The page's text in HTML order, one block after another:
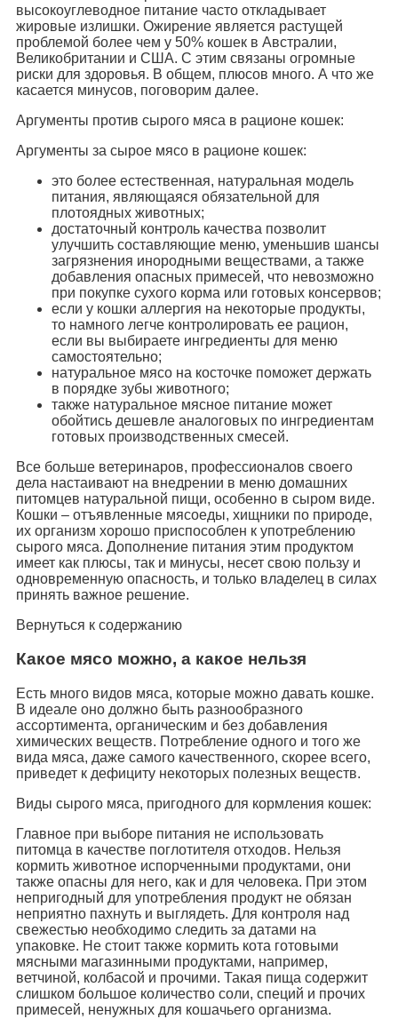
высокоуглеводное питание часто откладывает
жировые излишки. Ожирение является растущей
проблемой более чем у 50% кошек в Австралии,
Великобритании и США. С этим связаны огромные
риски для здоровья. В общем, плюсов много. А что же
касается минусов, поговорим далее.
Аргументы против сырого мяса в рационе кошек:
Аргументы за сырое мясо в рационе кошек:
это более естественная, натуральная модель
питания, являющаяся обязательной для
плотоядных животных;
достаточный контроль качества позволит
улучшить составляющие меню, уменьшив шансы
загрязнения инородными веществами, а также
добавления опасных примесей, что невозможно
при покупке сухого корма или готовых консервов;
если у кошки аллергия на некоторые продукты,
то намного легче контролировать ее рацион,
если вы выбираете ингредиенты для меню
самостоятельно;
натуральное мясо на косточке поможет держать
в порядке зубы животного;
также натуральное мясное питание может
обойтись дешевле аналоговых по ингредиентам
готовых производственных смесей.
Все больше ветеринаров, профессионалов своего
дела настаивают на внедрении в меню домашних
питомцев натуральной пищи, особенно в сыром виде.
Кошки – отъявленные мясоеды, хищники по природе,
их организм хорошо приспособлен к употреблению
сырого мяса. Дополнение питания этим продуктом
имеет как плюсы, так и минусы, несет свою пользу и
одновременную опасность, и только владелец в силах
принять важное решение.
Вернуться к содержанию
Какое мясо можно, а какое нельзя
Есть много видов мяса, которые можно давать кошке.
В идеале оно должно быть разнообразного
ассортимента, органическим и без добавления
химических веществ. Потребление одного и того же
вида мяса, даже самого качественного, скорее всего,
приведет к дефициту некоторых полезных веществ.
Виды сырого мяса, пригодного для кормления кошек:
Главное при выборе питания не использовать
питомца в качестве поглотителя отходов. Нельзя
кормить животное испорченными продуктами, они
также опасны для него, как и для человека. При этом
непригодный для употребления продукт не обязан
неприятно пахнуть и выглядеть. Для контроля над
свежестью необходимо следить за датами на
упаковке. Не стоит также кормить кота готовыми
мясными магазинными продуктами, например,
ветчиной, колбасой и прочими. Такая пища содержит
слишком большое количество соли, специй и прочих
примесей, ненужных для кошачьего организма.